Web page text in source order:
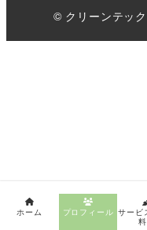
© クリーンテッ
ホーム プロフィール サービ